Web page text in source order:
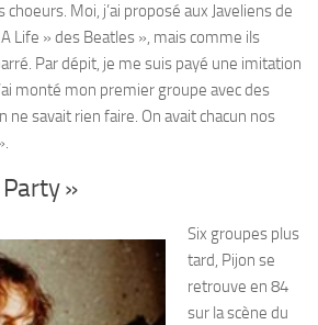
Moi, j’ai proposé aux Javeliens de
Life » des Beatles », mais comme ils
Par dépit, je me suis payé une imitation
monté mon premier groupe avec des
ne savait rien faire. On avait chacun nos
»
Six groupes plus
tard, Pijon se
retrouve en 84
sur la scène du